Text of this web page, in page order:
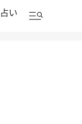
占い